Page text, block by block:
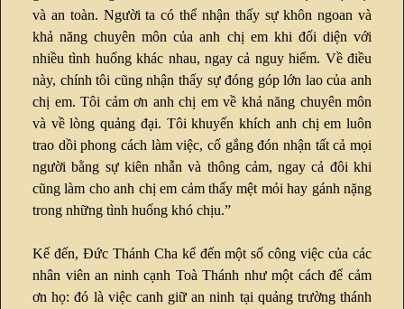
và an toàn. Người ta có thể nhận thấy sự khôn ngoan và
khả năng chuyên môn của anh chị em khi đối diện với
nhiều tình huống khác nhau, ngay cả nguy hiểm. Về điều
này, chính tôi cũng nhận thấy sự đóng góp lớn lao của anh
chị em. Tôi cảm ơn anh chị em về khả năng chuyên môn
và về lòng quảng đại. Tôi khuyến khích anh chị em luôn
trao dồi phong cách làm việc, cố gắng đón nhận tất cả mọi
người bằng sự kiên nhẫn và thông cảm, ngay cả đôi khi
cũng làm cho anh chị em cảm thấy mệt mỏi hay gánh nặng
trong những tình huống khó chịu.”
Kế đến, Đức Thánh Cha kể đến một số công việc của các
nhân viên an ninh cạnh Toà Thánh như một cách để cảm
ơn họ: đó là việc canh giữ an ninh tại quảng trường thánh